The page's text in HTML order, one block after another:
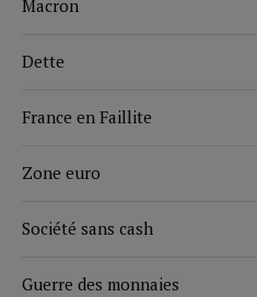
Macron
Dette
France en Faillite
Zone euro
Société sans cash
Guerre des monnaies